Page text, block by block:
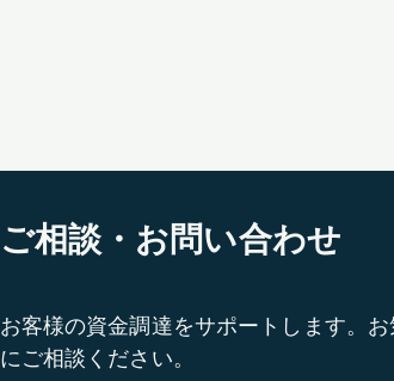
ご相談・お問い合わせ
お客様の資金調達をサポートします。お
にご相談ください。